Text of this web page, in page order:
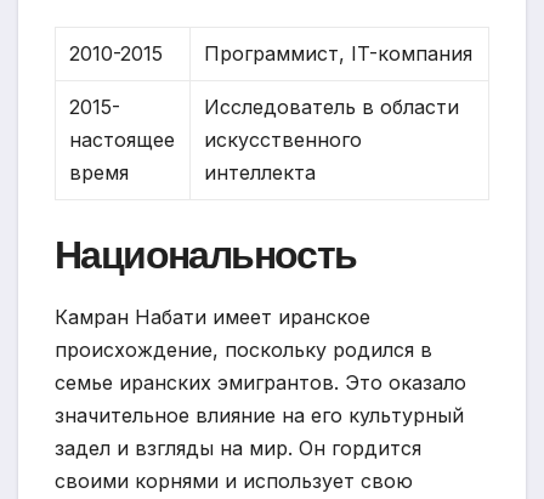
2010-2015 Программист, IT-компания
2015-
настоящее
время
Исследователь в области
искусственного
интеллекта
Национальность
Камран Набати имеет иранское
происхождение, поскольку родился в
семье иранских эмигрантов. Это оказало
значительное влияние на его культурный
задел и взгляды на мир. Он гордится
своими корнями и использует свою